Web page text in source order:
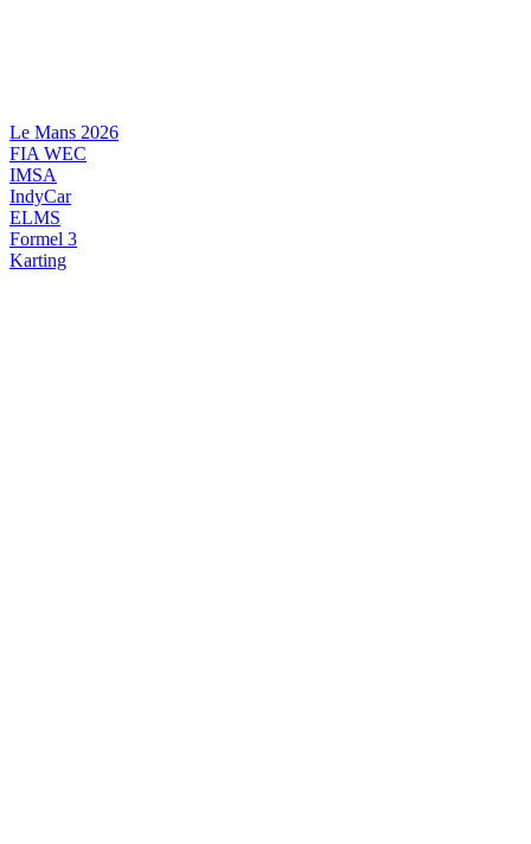
Le Mans 2026
FIA WEC
IMSA
IndyCar
ELMS
Formel 3
Karting